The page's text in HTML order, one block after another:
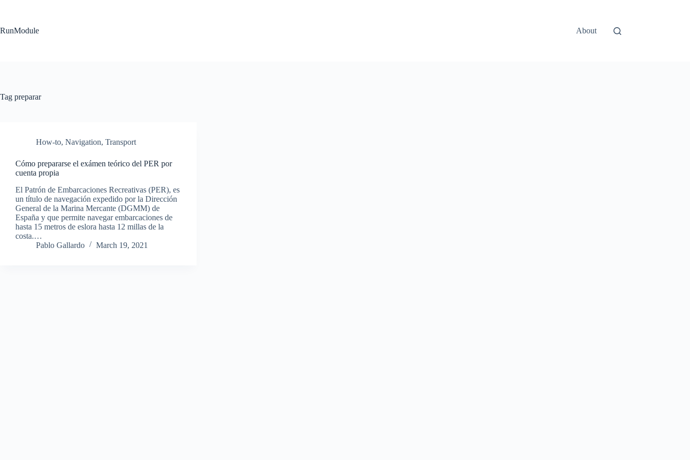
RunModule
About
Tag preparar
How-to, Navigation, Transport
Cómo prepararse el exámen teórico del PER por
cuenta propia
El Patrón de Embarcaciones Recreativas (PER), es
un título de navegación expedido por la Dirección
General de la Marina Mercante (DGMM) de
España y que permite navegar embarcaciones de
hasta 15 metros de eslora hasta 12 millas de la
costa.…
Pablo Gallardo
March 19, 2021